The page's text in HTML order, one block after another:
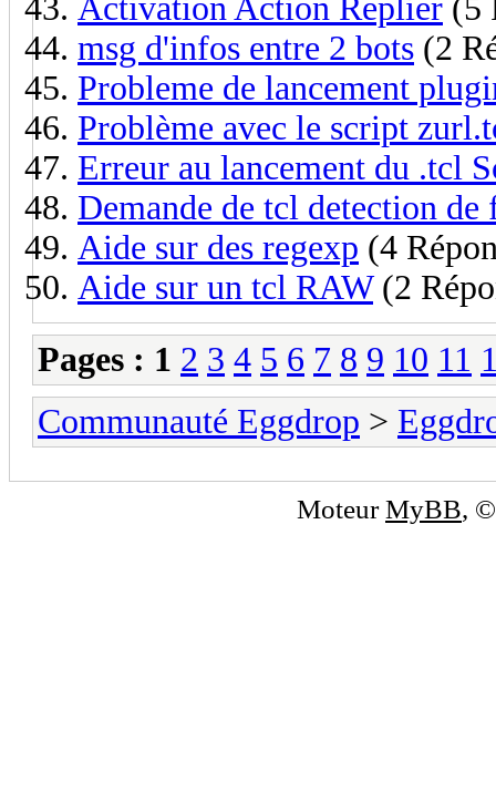
Activation Action Replier (5
msg d'infos entre 2 bots (2
Probleme de lancement
Problème avec le script
Erreur au lancement du .tcl
Demande de tcl detection de
Aide sur des regexp (4
Aide sur un tcl RAW(2
Pages : 1 2 3 4 5 6 7 8 9 10 11
Communauté Eggdrop >
MoteurMyBB,